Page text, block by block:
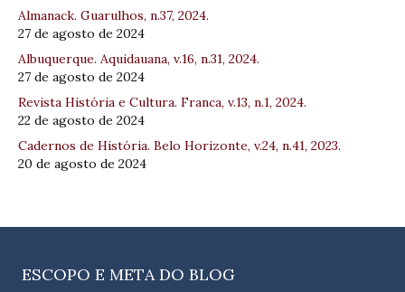
Almanack. Guarulhos, n.37, 2024.
27 de agosto de 2024
Albuquerque. Aquidauana, v.16, n.31, 2024.
27 de agosto de 2024
Revista História e Cultura. Franca, v.13, n.1, 2024.
22 de agosto de 2024
Cadernos de História. Belo Horizonte, v.24, n.41, 2023.
20 de agosto de 2024
ESCOPO E META DO BLOG